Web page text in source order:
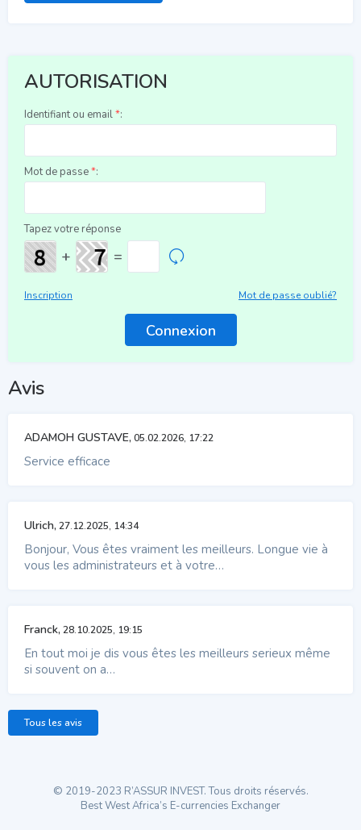
AUTORISATION
Identifiant ou email*:
Mot de passe*:
Tapez votre réponse
+ =
Inscription Mot de passe oublié?
Avis
ADAMOH GUSTAVE, 05.02.2026, 17:22
Service efficace
Ulrich, 27.12.2025, 14:34
Bonjour, Vous êtes vraiment les meilleurs. Longue vie à
vous les administrateurs et à votre…
Franck, 28.10.2025, 19:15
En tout moi je dis vous êtes les meilleurs serieux même
si souvent on a…
Tous les avis
© 2019-2023 R’ASSUR INVEST. Tous droits réservés.
Best West Africa’s E-currencies Exchanger